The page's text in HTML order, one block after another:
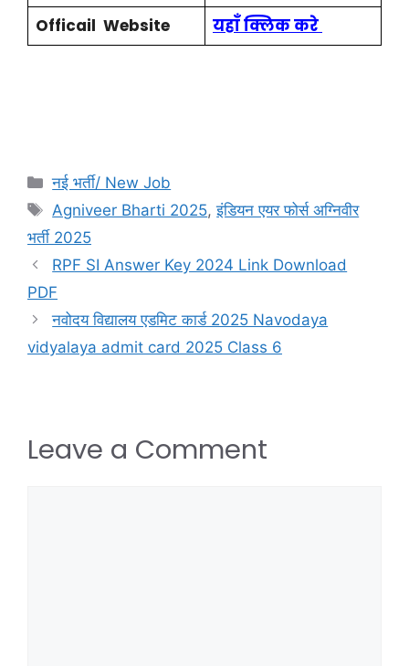
Officail Website यहाँ क्लिक करे
नई भर्ती/ New Job
Agniveer Bharti 2025,इंडियन एयर फोर्स अग्निवीर
भर्ती 2025
RPF SI Answer Key 2024 Link Download
PDF
नवोदय विद्यालय एडमिट कार्ड 2025 Navodaya
vidyalaya admit card 2025 Class 6
Leave a Comment